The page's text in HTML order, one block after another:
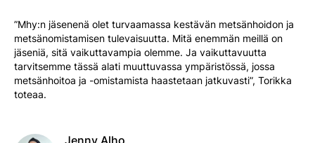
”Mhy:n jäsenenä olet turvaamassa kestävän metsänhoidon ja
metsänomistamisen tulevaisuutta. Mitä enemmän meillä on
jäseniä, sitä vaikuttavampia olemme. Ja vaikuttavuutta
tarvitsemme tässä alati muuttuvassa ympäristössä, jossa
metsänhoitoa ja -omistamista haastetaan jatkuvasti”, Torikka
toteaa.
Jenny Alho